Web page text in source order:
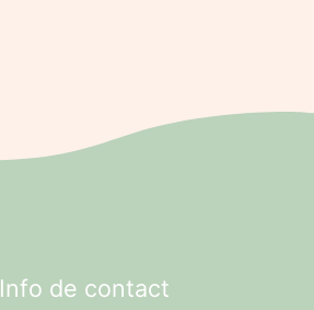
Info de contact